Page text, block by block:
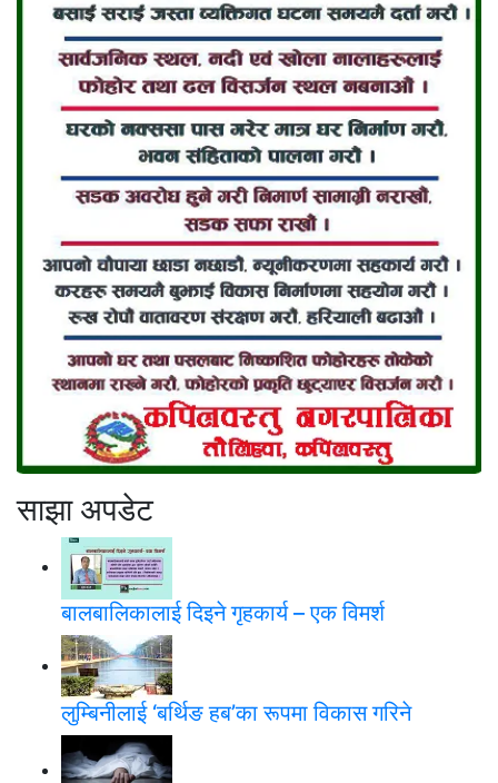
साझा अपडेट
बालबालिकालाई दिइने गृहकार्य – एक विमर्श
लुम्बिनीलाई ‘बर्थिङ हब’का रूपमा विकास गरिने